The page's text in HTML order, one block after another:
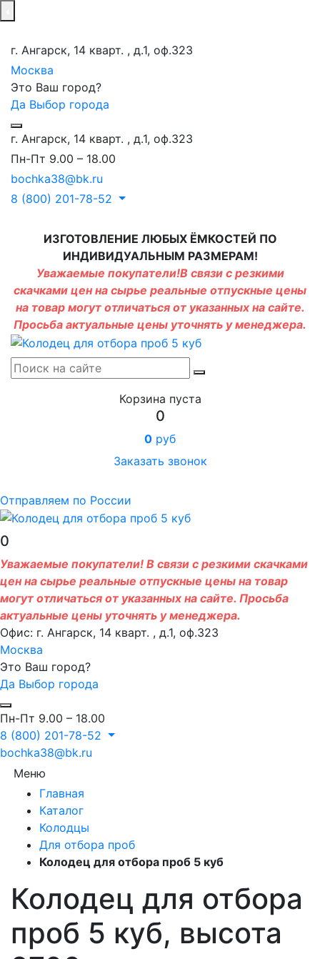
г. Ангарск, 14 кварт. , д.1, оф.323
Москва
Это Ваш город?
Да Выбор города
г. Ангарск, 14 кварт. , д.1, оф.323
Пн-Пт 9.00 – 18.00
bochka38@bk.ru
8 (800) 201-78-52
ИЗГОТОВЛЕНИЕ ЛЮБЫХ ЁМКОСТЕЙ ПО
ИНДИВИДУАЛЬНЫМ РАЗМЕРАМ!
Уважаемые покупатели!В связи с резкими
скачками цен на сырье реальные отпускные цены
на товар могут отличаться от указанных на сайте.
Просьба актуальные цены уточнять у менеджера.
Корзина пуста
0
0 руб
Заказать звонок
Отправляем по России
0
Уважаемые покупатели! В связи с резкими скачками
цен на сырье реальные отпускные цены на товар
могут отличаться от указанных на сайте. Просьба
актуальные цены уточнять у менеджера.
Офис: г. Ангарск, 14 кварт. , д.1, оф.323
Москва
Это Ваш город?
Да Выбор города
Пн-Пт 9.00 – 18.00
8 (800) 201-78-52
bochka38@bk.ru
Меню
Главная
Каталог
Колодцы
Для отбора проб
Колодец для отбора проб 5 куб
Колодец для отбора
проб 5 куб, высота